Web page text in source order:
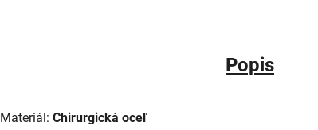
Popis
Materiál: Chirurgická oceľ